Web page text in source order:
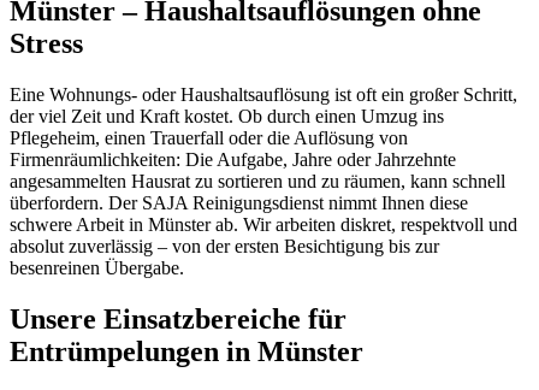
Münster – Haushaltsauflösungen ohne
Stress
Eine Wohnungs- oder Haushaltsauflösung ist oft ein großer Schritt,
der viel Zeit und Kraft kostet. Ob durch einen Umzug ins
Pflegeheim, einen Trauerfall oder die Auflösung von
Firmenräumlichkeiten: Die Aufgabe, Jahre oder Jahrzehnte
angesammelten Hausrat zu sortieren und zu räumen, kann schnell
überfordern. Der SAJA Reinigungsdienst nimmt Ihnen diese
schwere Arbeit in Münster ab. Wir arbeiten diskret, respektvoll und
absolut zuverlässig – von der ersten Besichtigung bis zur
besenreinen Übergabe.
Unsere Einsatzbereiche für
Entrümpelungen in Münster